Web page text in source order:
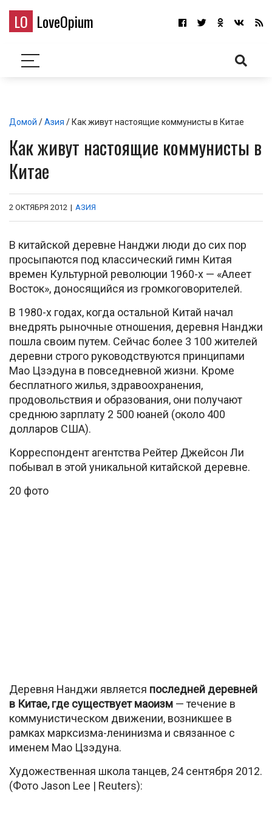
LO LoveOpium
Домой /Азия / Как живут настоящие коммунисты в Китае
Как живут настоящие коммунисты в
Китае
2 ОКТЯБРЯ 2012 | АЗИЯ
В китайской деревне Нанджи люди до сих пор
просыпаются под классический гимн Китая
времен Культурной революции 1960-х — «Алеет
Восток», доносящийся из громкоговорителей.
В 1980-х годах, когда остальной Китай начал
внедрять рыночные отношения, деревня Нанджи
пошла своим путем. Сейчас более 3 100 жителей
деревни строго руководствуются принципами
Мао Цзэдуна в повседневной жизни. Кроме
бесплатного жилья, здравоохранения,
продовольствия и образования, они получают
среднюю зарплату 2 500 юаней (около 400
долларов США).
Корреспондент агентства Рейтер Джейсон Ли
побывал в этой уникальной китайской деревне.
20 фото
Деревня Нанджи является последней деревней
в Китае, где существует маоизм — течение в
коммунистическом движении, возникшее в
рамках марксизма-ленинизма и связанное с
именем Мао Цзэдуна.
Художественная школа танцев, 24 сентября 2012.
(Фото Jason Lee | Reuters):